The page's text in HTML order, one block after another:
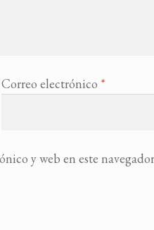
Correo electrónico *
y web en este